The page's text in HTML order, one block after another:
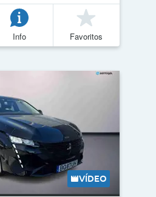
Info Favoritos
VÍDEO